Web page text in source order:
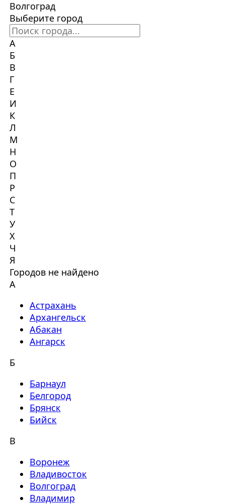
Волгоград
Выберите город
А
Б
В
Г
Е
И
К
Л
М
Н
О
П
Р
С
Т
У
Х
Ч
Я
Городов не найдено
А
Астрахань
Архангельск
Абакан
Ангарск
Б
Барнаул
Белгород
Брянск
Бийск
В
Воронеж
Владивосток
Волгоград
Владимир